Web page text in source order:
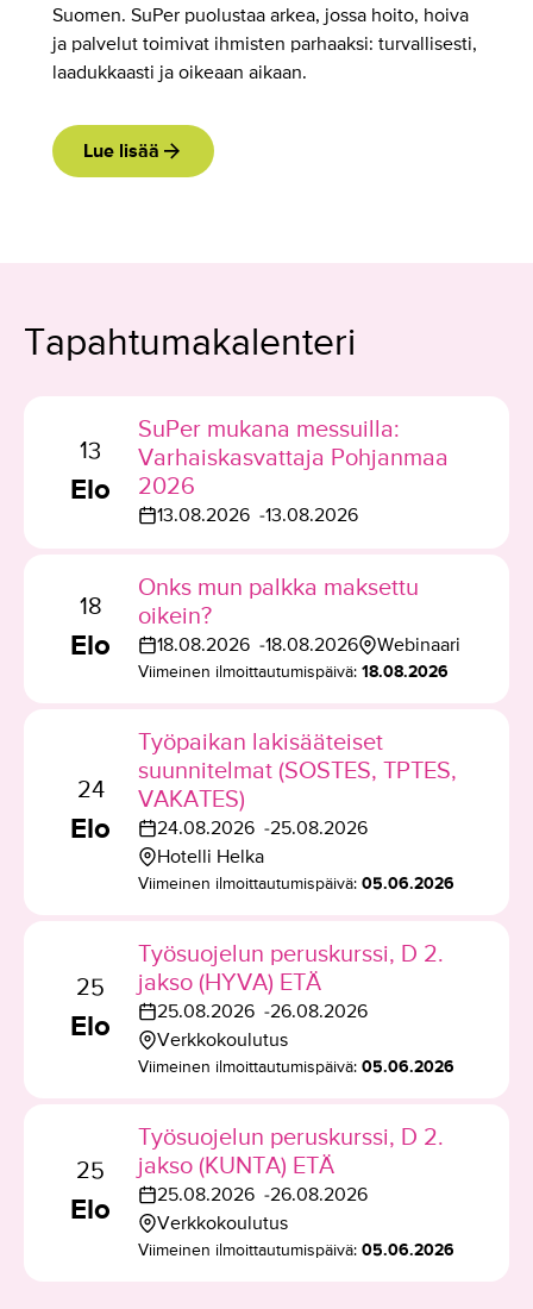
Suomen. SuPer puolustaa arkea, jossa hoito, hoiva
ja palvelut toimivat ihmisten parhaaksi: turvallisesti,
laadukkaasti ja oikeaan aikaan.
Lue lisää
Tapahtumakalenteri
13
Elo
SuPer mukana messuilla:
Varhaiskasvattaja Pohjanmaa
2026
T
p
a
h
t
m
a
a
k
a
13.08.2026 13.08.2026
18
Elo
Onks mun palkka maksettu
oikein?
T
h
t
u
m
a
l
k
a
a
18.08.2026 18.08.2026
T
a
h
u
a
k
a
Webinaari
Viimeinen ilmoittautumispäivä: 18.08.2026
24
Elo
Työpaikan lakisääteiset
suunnitelmat (SOSTES, TPTES,
VAKATES)
T
a
t
u
m
a
l
k
a
a
24.08.2026
25.08.2026
T
h
t
u
m
p
a
i
k
k
Hotelli Helka
Viimeinen ilmoittautumispäivä: 05.06.2026
25
Elo
Työsuojelun peruskurssi, D 2.
jakso (HYVA) ETÄ
T
a
t
u
m
a
25.08.2026
26.08.2026
T
h
t
u
m
Verkkokoulutus
Viimeinen ilmoittautumispäivä: 05.06.2026
25
Elo
Työsuojelun peruskurssi, D 2.
jakso (KUNTA) ETÄ
T
a
25.08.2026
26.08.2026
T
Verkkokoulutus
Viimeinen ilmoittautumispäivä: 05.06.2026